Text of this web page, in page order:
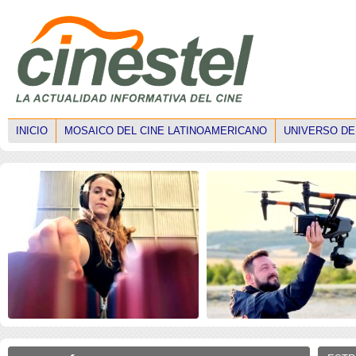
INICIO MOSAICO DEL CINE LATINOAMERICANO UNIVERSO
técnicas en el mercado
transforman la